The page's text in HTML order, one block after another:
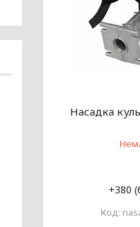
Насадка
+380